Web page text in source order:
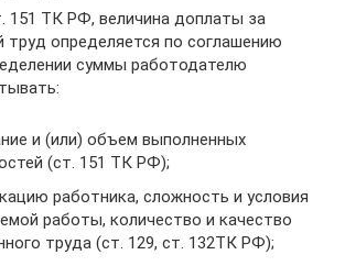
151 ТК РФ, величина доплаты за
труд определяется по соглашению
суммы работодателю
и (или) объем выполненных
(ст. 151 ТК РФ);
работника, сложность и условия
работы, количество и качество
труда (ст. 129, ст. 132ТК РФ);